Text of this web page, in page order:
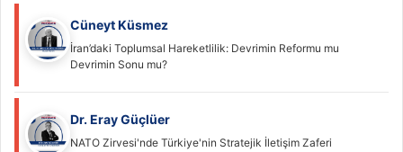
Cüneyt Küsmez
İran’daki Toplumsal Hareketlilik: Devrimin Reformu mu
Devrimin Sonu mu?
Dr. Eray Güçlüer
NATO Zirvesi'nde Türkiye'nin Stratejik İletişim Zaferi